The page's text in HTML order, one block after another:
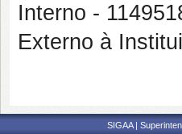
Interno -
Externo à
SIGAA |